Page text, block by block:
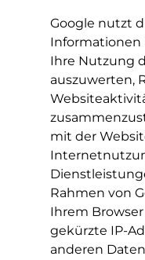
Google nutzt
Informationen
Ihre Nutzung
auszuwerten,
mit der
Rahmen von
Ihrem
gekürzte IP-
anderen